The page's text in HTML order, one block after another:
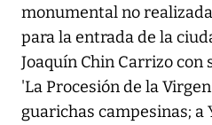
monumental no
para la entrada de la
Joaquín Chin Carrizo con
'La Procesión de la
guarichas campesinas; a